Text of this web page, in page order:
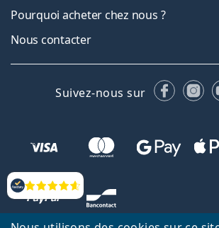
Évaluation
Pourquoi acheter chez nous ?
Nous contacter
Suivez-nous sur